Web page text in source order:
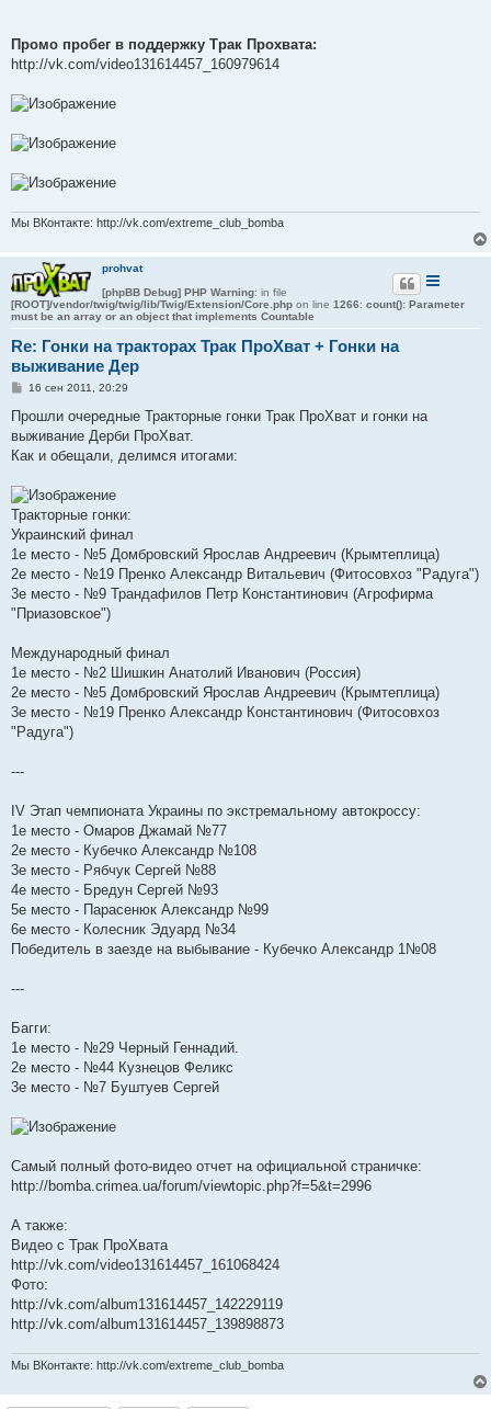
Промо пробег в поддержку Трак Прохвата:
http://vk.com/video131614457_160979614
Мы ВКонтакте: http://vk.com/extreme_club_bomba
prohvat
[phpBB Debug] PHP Warning: in file
[ROOT]/vendor/twig/twig/lib/Twig/Extension/Core.php on line 1266: count(): Parameter
must be an array or an object that implements Countable
Re: Гонки на тракторах Трак ПроХват + Гонки на
выживание Дер
С
о
щ
е
е
16 сен 2011, 20:29
Прошли очередные Тракторные гонки Трак ПроХват и гонки на
выживание Дерби ПроХват.
Как и обещали, делимся итогами:
Тракторные гонки:
Украинский финал
1е место - №5 Домбровский Ярослав Андреевич (Крымтеплица)
2е место - №19 Пренко Александр Витальевич (Фитосовхоз "Радуга")
3е место - №9 Трандафилов Петр Константинович (Агрофирма
"Приазовское")
Международный финал
1е место - №2 Шишкин Анатолий Иванович (Россия)
2е место - №5 Домбровский Ярослав Андреевич (Крымтеплица)
3е место - №19 Пренко Александр Константинович (Фитосовхоз
"Радуга")
---
IV Этап чемпионата Украины по экстремальному автокроссу:
1е место - Омаров Джамай №77
2е место - Кубечко Александр №108
3е место - Рябчук Сергей №88
4е место - Бредун Сергей №93
5е место - Парасенюк Александр №99
6е место - Колесник Эдуард №34
Победитель в заезде на выбывание - Кубечко Александр 1№08
---
Багги:
1е место - №29 Черный Геннадий.
2е место - №44 Кузнецов Феликс
3е место - №7 Буштуев Сергей
Самый полный фото-видео отчет на официальной страничке:
http://bomba.crimea.ua/forum/viewtopic.php?f=5&t=2996
А также:
Видео с Трак ПроХвата
http://vk.com/video131614457_161068424
Фото:
http://vk.com/album131614457_142229119
http://vk.com/album131614457_139898873
Мы ВКонтакте: http://vk.com/extreme_club_bomba